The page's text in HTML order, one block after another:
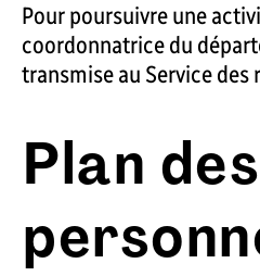
Pour poursuivre une
coordonnatrice du
transmise au Service
Plan